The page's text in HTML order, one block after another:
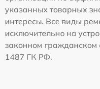
указанных товарных
интересы. Все виды
исключительно на
законном гражданском
1487 ГК РФ.